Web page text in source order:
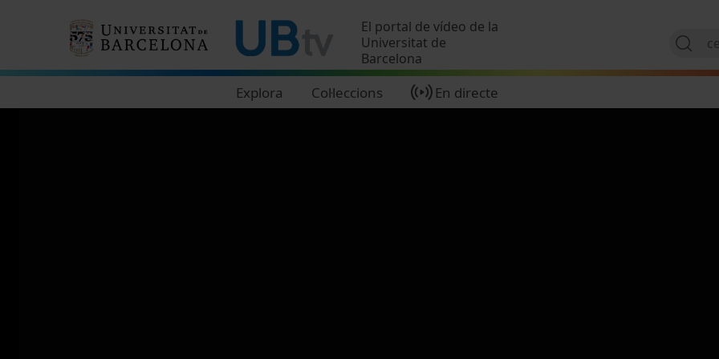
El portal de vídeo de la
Universitat de
Barcelona
Explora Col·leccions En directe